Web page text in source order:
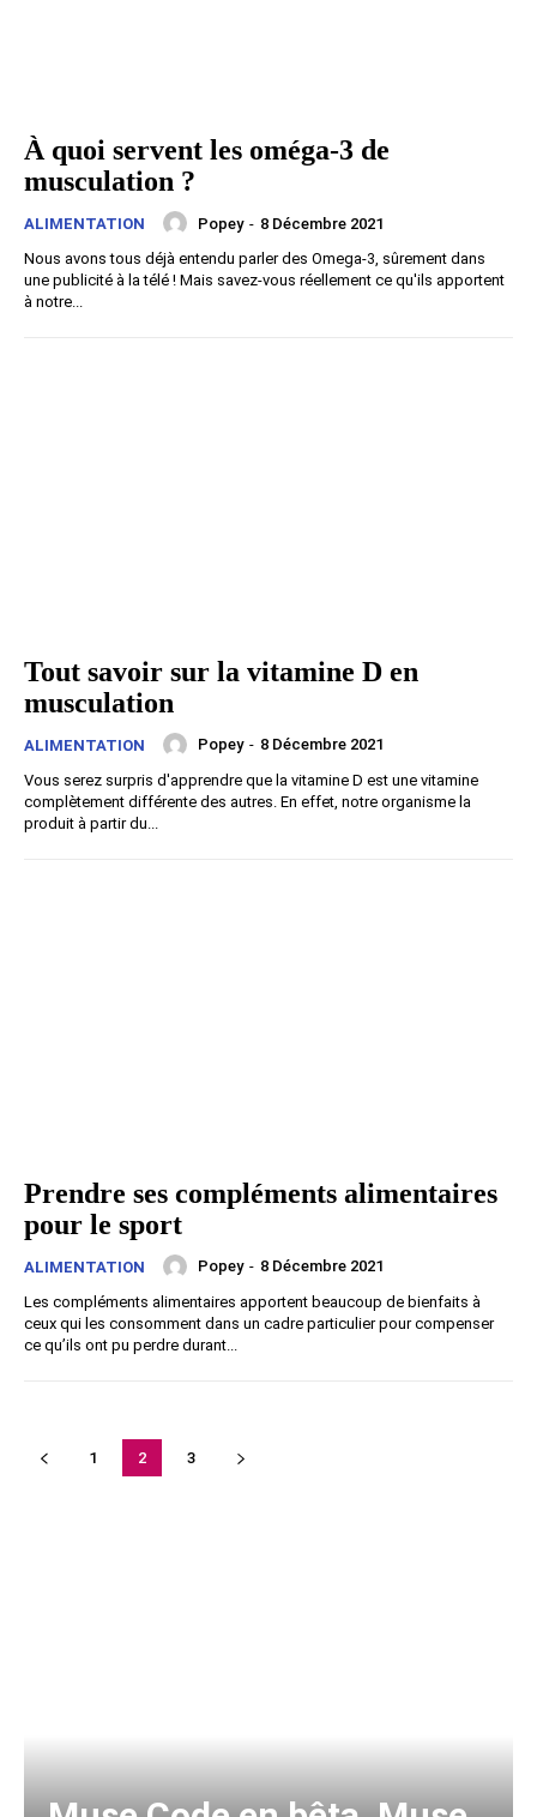
À quoi servent les oméga-3 de
musculation ?
ALIMENTATION Popey - 8 Décembre 2021
Nous avons tous déjà entendu parler des Omega-3, sûrement dans
une publicité à la télé ! Mais savez-vous réellement ce qu'ils apportent
à notre...
Tout savoir sur la vitamine D en
musculation
ALIMENTATION Popey - 8 Décembre 2021
Vous serez surpris d'apprendre que la vitamine D est une vitamine
complètement différente des autres. En effet, notre organisme la
produit à partir du...
Prendre ses compléments alimentaires
pour le sport
ALIMENTATION Popey - 8 Décembre 2021
Les compléments alimentaires apportent beaucoup de bienfaits à
ceux qui les consomment dans un cadre particulier pour compenser
ce qu’ils ont pu perdre durant...
1 2 3